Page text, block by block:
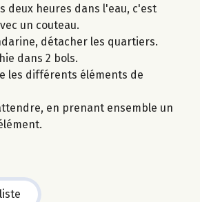
deux heures dans l'eau, c'est
un couteau.
détacher les quartiers.
dans 2 bols.
les différents éléments de
en prenant ensemble un